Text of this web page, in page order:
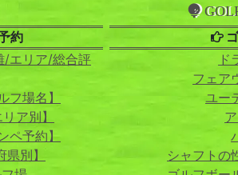
約
/エリア/総合評
フ場名】
ア別】
ペ予約】
別】
ド
フェア
ユー
シャフトの